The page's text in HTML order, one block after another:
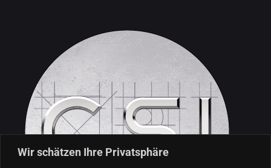
Wir schätzen Ihre Privatsphäre